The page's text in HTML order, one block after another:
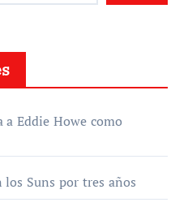
Eddie Howe como
Suns por tres años